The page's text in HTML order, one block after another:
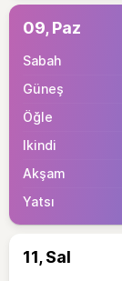
09, Paz
11, Sal